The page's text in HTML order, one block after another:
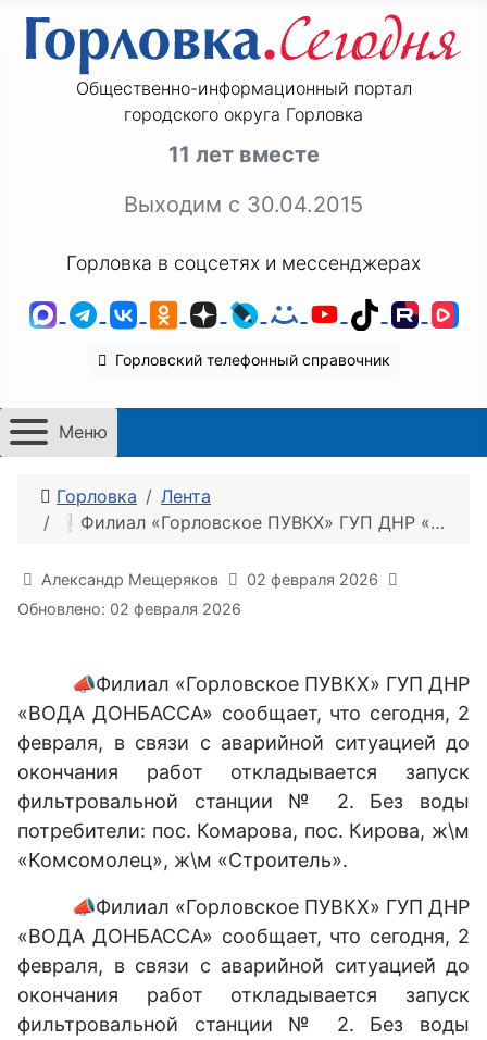
Общественно-информационный портал
городского округа Горловка
11 лет вместе
Выходим с 30.04.2015
Горловка в соцсетях и мессенджерах
MAXTelegram
ВКонтакте
Одноклассники
ДзенLiveJournal
Мой Мир
YouTube
TikTok
Горловский телефонный справочник
Меню
Горловка
Лента
❕Филиал «Горловское ПУВКХ» ГУП ДНР «ВОДА ДОНБАССА» информирует
Информация о материале
Александр Мещеряков
02 февраля 2026
Обновлено: 02 февраля 2026
📣Филиал «Горловское ПУВКХ» ГУП ДНР
«ВОДА ДОНБАССА» сообщает, что сегодня, 2
февраля, в связи с аварийной ситуацией до
окончания работ откладывается запуск
фильтровальной станции № 2. Без воды
потребители: пос. Комарова, пос. Кирова, ж\м
«Комсомолец», ж\м «Строитель».
📣Филиал «Горловское ПУВКХ» ГУП ДНР
«ВОДА ДОНБАССА» сообщает, что сегодня, 2
февраля, в связи с аварийной ситуацией до
окончания работ откладывается запуск
фильтровальной станции № 2. Без воды